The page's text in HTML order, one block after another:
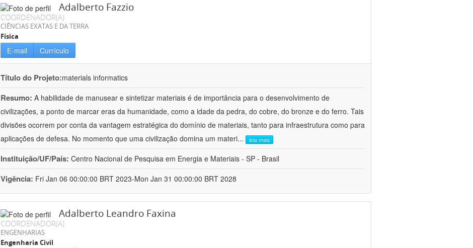
Adalberto Fazzio
COORDENADOR(A)
CIÊNCIAS EXATAS E DA TERRA
Física
E-mail Currículo
Título do Projeto:materials informatics
Resumo: A habilidade de manusear e sintetizar materiais é de importância para o desenvolvimento de
civilizações, a ponto de marcar eras da humanidade, como a idade da pedra, do cobre, do bronze e do ferro. Tais
divisões ocorrem por conta da vantagem estratégica do domínio de materiais, tanto para infraestrutura como para
aplicações de defesa. No momento que uma civilização domina um materi... leia mais
Instituição/UF/País: Centro Nacional de Pesquisa em Energia e Materiais - SP - Brasil
Vigência: Fri Jan 06 00:00:00 BRT 2023-Mon Jan 31 00:00:00 BRT 2028
Adalberto Leandro Faxina
COORDENADOR(A)
ENGENHARIAS
Engenharia Civil